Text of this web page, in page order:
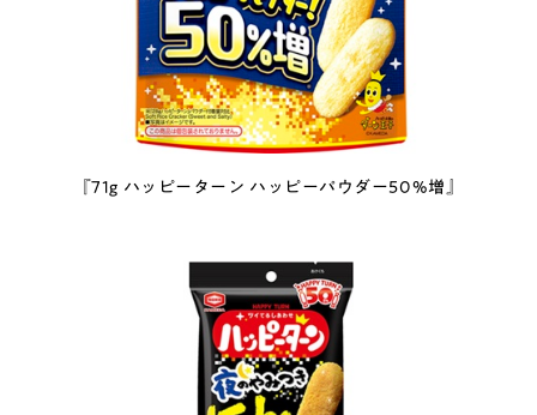
『71g ハッピーターン ハッピーパウダー50%増』